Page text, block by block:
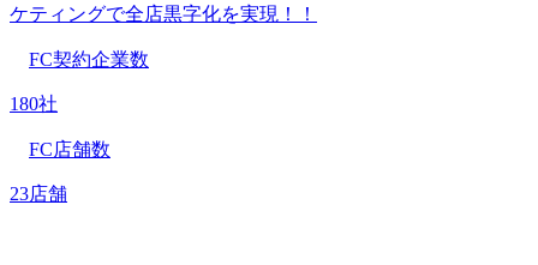
ケティングで全店黒字化を実現！！
FC契約企業数
180社
FC店舗数
23店舗